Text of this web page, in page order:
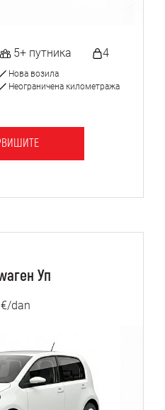
5+ путника 4
Нова возила
Неограничена километража
Уп
€/dan